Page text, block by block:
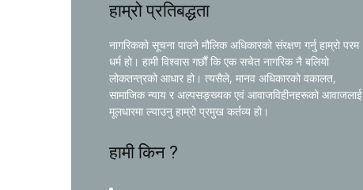
हाम्रो प्रतिबद्धता
नागरिकको सूचना पाउने मौलिक अधिकारको संरक्षण गर्नु हाम्रो परम
धर्म हो। हामी विश्वास गर्छौं कि एक सचेत नागरिक नै बलियो
लोकतन्त्रको आधार हो। त्यसैले, मानव अधिकारको वकालत,
सामाजिक न्याय र अल्पसङ्ख्यक एवं आवाजविहीनहरूको आवाजलाई
मूलधारमा ल्याउनु हाम्रो प्रमुख कर्तव्य हो।
हामी किन ?